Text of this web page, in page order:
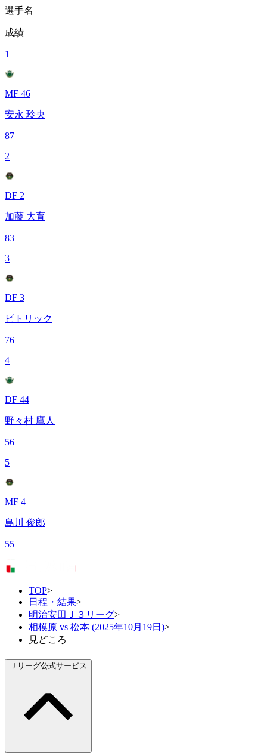
選手名
成績
1
MF 46
安永 玲央
87
2
DF 2
加藤 大育
83
3
DF 3
ピトリック
76
4
DF 44
野々村 鷹人
56
5
MF 4
島川 俊郎
55
TOP>
日程・結果>
明治安田Ｊ３リーグ>
相模原 vs 松本 (2025年10月19日)>
見どころ
Ｊリーグ公式サービス